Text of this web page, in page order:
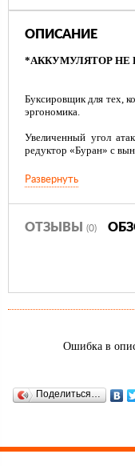
ОПИСАНИЕ
*АККУМУЛЯТОР НЕ
Буксировщик для тех,
эргономика.
Увеличенный угол
редуктор «Буран» с
Уникальная функция
заслонкой карбюратора
Двигатели с
В 2021 году
Увеличенное багажное
Катковая подвеска
Развернуть
ОТЗЫВЫ (0)
Ошибка в
Поделиться…